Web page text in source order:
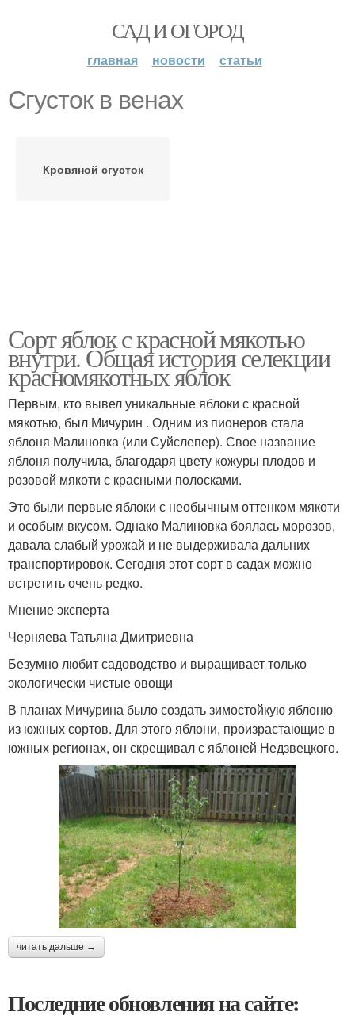
САД И ОГОРОД
главная новости статьи
Сгусток в венах
Кровяной сгусток
Сорт яблок с красной мякотью
внутри. Общая история селекции
красномякотных яблок
Первым, кто вывел уникальные яблоки с красной
мякотью, был Мичурин . Одним из пионеров стала
яблоня Малиновка (или Суйслепер). Свое название
яблоня получила, благодаря цвету кожуры плодов и
розовой мякоти с красными полосками.
Это были первые яблоки с необычным оттенком мякоти
и особым вкусом. Однако Малиновка боялась морозов,
давала слабый урожай и не выдерживала дальних
транспортировок. Сегодня этот сорт в садах можно
встретить очень редко.
Мнение эксперта
Черняева Татьяна Дмитриевна
Безумно любит садоводство и выращивает только
экологически чистые овощи
В планах Мичурина было создать зимостойкую яблоню
из южных сортов. Для этого яблони, произрастающие в
южных регионах, он скрещивал с яблоней Недзвецкого.
читать дальше →
Последние обновления на сайте: